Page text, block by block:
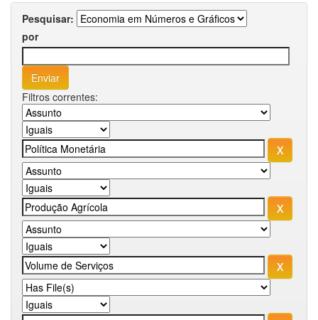
Pesquisar:
por
Filtros correntes: